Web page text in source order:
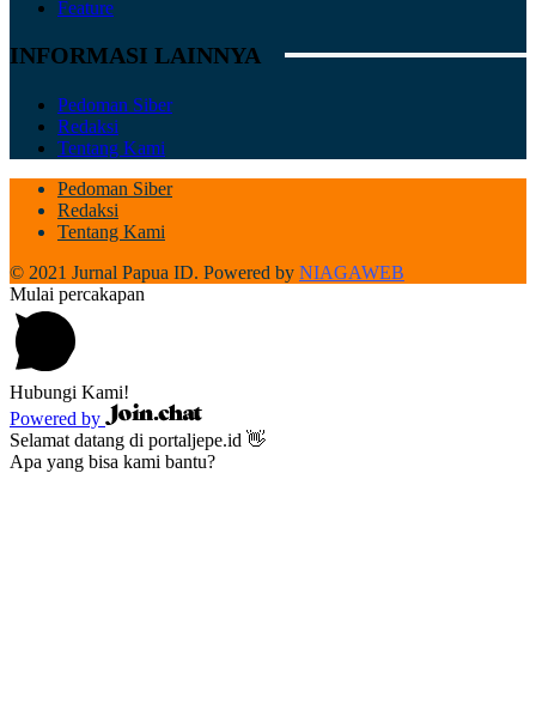
Feature
INFORMASI LAINNYA
Pedoman Siber
Redaksi
Tentang Kami
Pedoman Siber
Redaksi
Tentang Kami
© 2021 Jurnal Papua ID. Powered by NIAGAWEB
Mulai percakapan
Hubungi Kami!
Powered by
Selamat datang di portaljepe.id 👋
Apa yang bisa kami bantu?